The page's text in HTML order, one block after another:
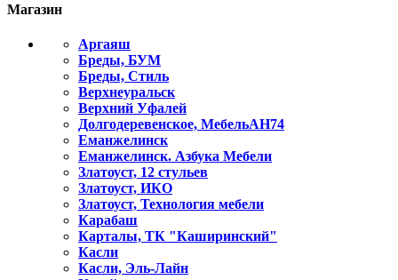
Магазин
Аргаяш
Бреды, БУМ
Бреды, Стиль
Верхнеуральск
Верхний Уфалей
Долгодеревенское, МебельАН74
Еманжелинск
Еманжелинск. Азбука Мебели
Златоуст, 12 стульев
Златоуст, ИКО
Златоуст, Технология мебели
Карабаш
Карталы, ТК "Каширинский"
Касли
Касли, Эль-Лайн